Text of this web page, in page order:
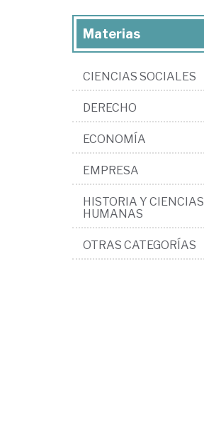
Materias
CIENCIAS SOCIALES
DERECHO
ECONOMÍA
EMPRESA
HISTORIA Y CIENCIAS
HUMANAS
OTRAS CATEGORÍAS